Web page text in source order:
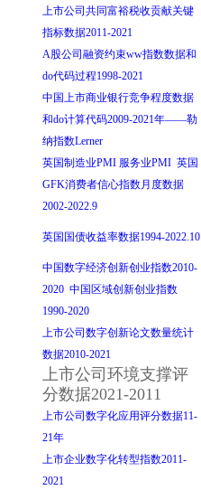
上市公司共同富裕税收贡献关键
指标数据2011-2021
A股公司融资约束ww指数数据和
do代码过程1998-2021
中国上市商业银行竞争程度数据
和do计算代码2009-2021年——勒
纳指数Lerner
英国制造业PMI 服务业PMI 英国
GFK消费者信心指数月度数据
2002-2022.9
英国国债收益率数据1994-2022.10
中国数字经济创新创业指数2010-
2020 中国区域创新创业指数
1990-2020
上市公司数字创新论文数量统计
数据2010-2021
上市公司环境支撑评
分数据2021-2011
上市公司数字化应用评分数据11-
21年
上市企业数字化转型指数2011-
2021